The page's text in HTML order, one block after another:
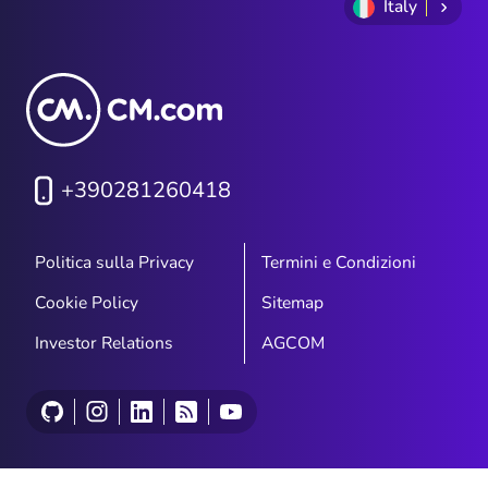
Italy
+390281260418
Politica sulla Privacy
Termini e Condizioni
Cookie Policy
Sitemap
Investor Relations
AGCOM